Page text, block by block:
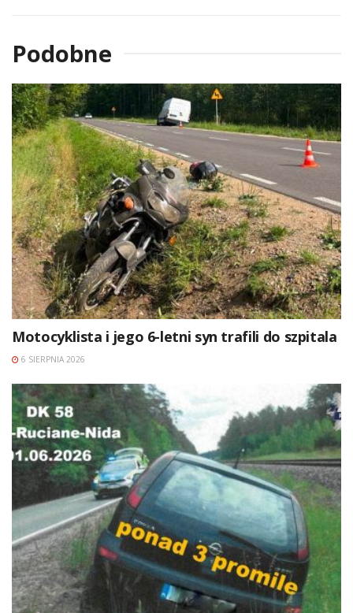
Podobne
Motocyklista i jego 6-letni syn trafili do szpitala
6 SIERPNIA 2026